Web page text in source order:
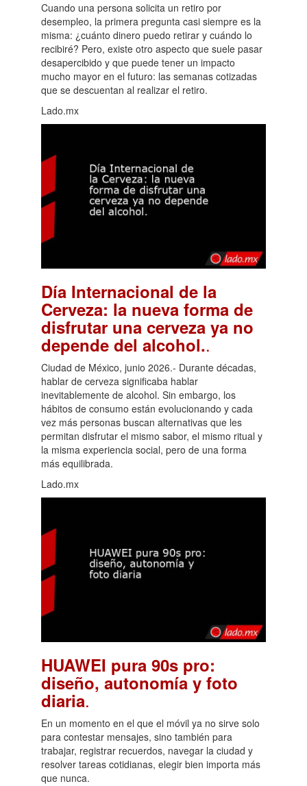
Cuando una persona solicita un retiro por
desempleo, la primera pregunta casi siempre es la
misma: ¿cuánto dinero puedo retirar y cuándo lo
recibiré? Pero, existe otro aspecto que suele pasar
desapercibido y que puede tener un impacto
mucho mayor en el futuro: las semanas cotizadas
que se descuentan al realizar el retiro.
Lado.mx
Día Internacional de la
Cerveza: la nueva forma de
disfrutar una cerveza ya no
depende del alcohol..
Ciudad de México, junio 2026.- Durante décadas,
hablar de cerveza significaba hablar
inevitablemente de alcohol. Sin embargo, los
hábitos de consumo están evolucionando y cada
vez más personas buscan alternativas que les
permitan disfrutar el mismo sabor, el mismo ritual y
la misma experiencia social, pero de una forma
más equilibrada.
Lado.mx
HUAWEI pura 90s pro:
diseño, autonomía y foto
diaria.
En un momento en el que el móvil ya no sirve solo
para contestar mensajes, sino también para
trabajar, registrar recuerdos, navegar la ciudad y
resolver tareas cotidianas, elegir bien importa más
que nunca.